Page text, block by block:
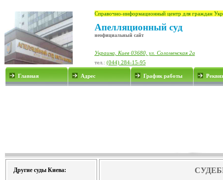
Справочно-информационный центр для граждан
Апелляционный суд
неофициальный сайт
Украина, Киев 03680, ул. Соломенская 2а
тел.: (044) 284-15-95
Главная Адрес График работы
Другие суды Киева: